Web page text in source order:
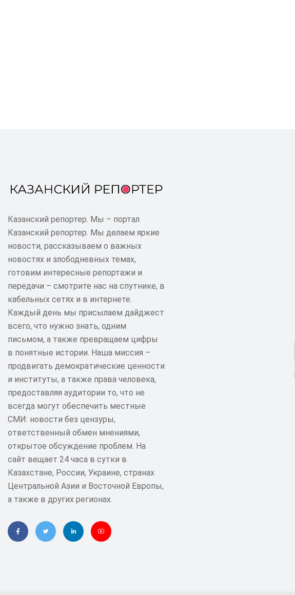
Казанский репортер. Мы – портал
Казанский репортер. Мы делаем яркие
новости, рассказываем о важных
новостях и злободневных темах,
готовим интересные репортажи и
передачи – смотрите нас на спутнике, в
кабельных сетях и в интернете.
Каждый день мы присылаем дайджест
всего, что нужно знать, одним
письмом, а также превращаем цифры
в понятные истории. Наша миссия –
продвигать демократические ценности
и институты, а также права человека,
предоставляя аудитории то, что не
всегда могут обеспечить местные
СМИ: новости без цензуры,
ответственный обмен мнениями,
открытое обсуждение проблем. На
сайт вещает 24 часа в сутки в
Казахстане, России, Украине, странах
Центральной Азии и Восточной Европы,
а также в других регионах.